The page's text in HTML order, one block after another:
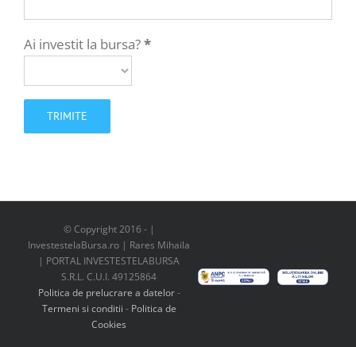
Ai investit la bursa?*
© Copyright 2016 - |
InvestestelaBursa.ro | Rares Mihaila
| PORTAL INVESTESTELABURSA
S.R.L. C.U.I. 49125864
Politica de prelucrare a datelor-
Termeni si conditii - Politica de
Cookies